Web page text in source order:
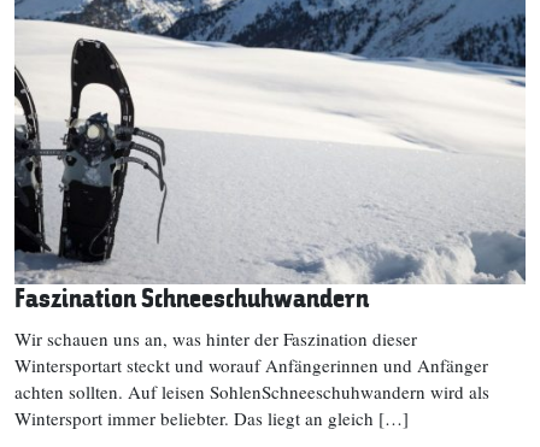
Faszination Schneeschuhwandern
Wir schauen uns an, was hinter der Faszination dieser
Wintersportart steckt und worauf Anfängerinnen und Anfänger
achten sollten. Auf leisen SohlenSchneeschuhwandern wird als
Wintersport immer beliebter. Das liegt an gleich […]